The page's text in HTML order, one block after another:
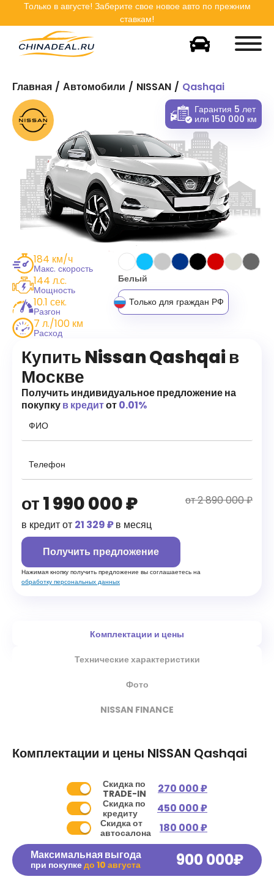
Только в августе! Заберите свое новое авто по прежним
ставкам!
Главная Автомобили NISSAN Qashqai
Купить Nissan Qashqai в
Москве
Получить индивидуальное предложение на
покупкув кредитот0.01%
от1 990 000₽
от 2 890 000 ₽
в кредит от 21 329 ₽в месяц
Получить предложение
Нажимая кнопку получить предложение вы соглашаетесь на
обработку персональных данных
Гарантия 5 лет
или 150 000 км
184 км/ч
Макс. скорость
144 л.с.
Мощность
10.1 сек.
Разгон
7 л./100 км
Расход
Белый
Только для граждан РФ
Комплектации и цены
Технические характеристики
Фото
NISSAN FINANCE
Комплектации и цены NISSAN Qashqai
Скидка по
TRADE-IN
270 000 ₽
Скидка по
кредиту
450 000 ₽
Скидка от
автосалона
180 000 ₽
Максимальная выгода
при покупкедо 10 августа 900 000₽